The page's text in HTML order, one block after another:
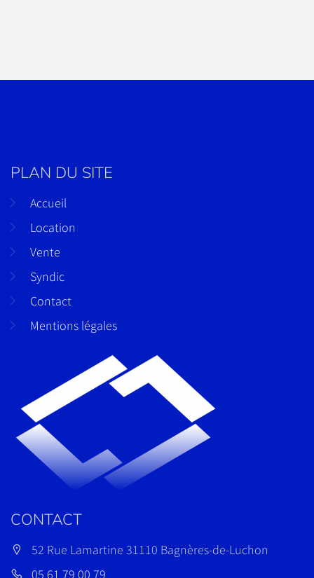
PLAN DU SITE
Accueil
Location
Vente
Syndic
Contact
Mentions légales
CONTACT
52 Rue Lamartine 31110 Bagnères-de-Luchon
05 61 79 00 79